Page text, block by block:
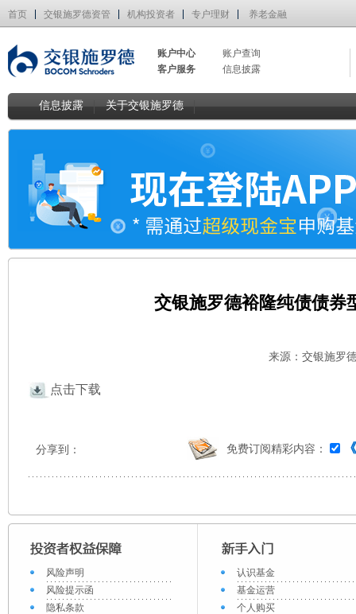
首页 交银施罗德资管 机构投资者 专户理财 养老金融
账户中心
账户查询
客户服务
信息披露
信息披露 关于交银施罗德
交银施罗德裕隆纯债债券
来源：交银施罗
点击下载
分享到： 免费订阅精彩内容：
风险声明
风险提示函
隐私条款
认识基金
基金运营
个人购买